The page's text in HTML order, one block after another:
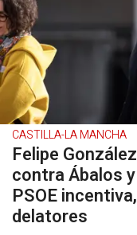
CASTILLA-LA MANCHA
Felipe
contra Ábalos
PSOE
delatores